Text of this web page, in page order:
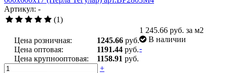
Артикул: -
(1)
Цена розничная: 1245.66 руб.
Цена оптовая:
1191.44 руб.
Цена крупнооптовая:
1158.91 руб.
1 245.66 руб. за м2
В наличии
-
+